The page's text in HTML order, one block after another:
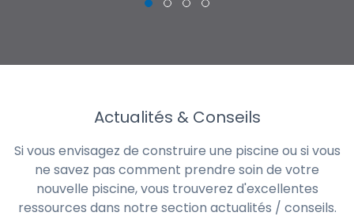
Actualités & Conseils
Si vous envisagez de construire une piscine ou si vous
ne savez pas comment prendre soin de votre
nouvelle piscine, vous trouverez d'excellentes
ressources dans notre section actualités / conseils.